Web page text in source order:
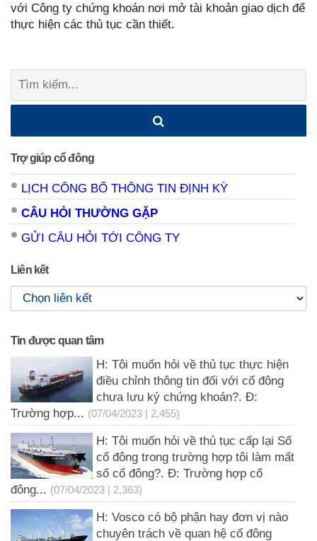
với Công ty chứng khoán nơi mở tài khoản giao dịch để
thực hiện các thủ tục cần thiết.
Tìm
Trợ giúp cổ đông
LỊCH CÔNG BỐ THÔNG TIN ĐỊNH KỲ
CÂU HỎI THƯỜNG GẶP
GỬI CÂU HỎI TỚI CÔNG TY
Liên kết
Tin được quan tâm
H: Tôi muốn hỏi về thủ tục thực hiện
điều chỉnh thông tin đối với cổ đông
chưa lưu ký chứng khoán?. Đ:
Trường hợp... (07/04/2023 | 2,455)
H: Tôi muốn hỏi về thủ tục cấp lại Sổ
cổ đông trong trường hợp tôi làm mất
sổ cổ đông?. Đ: Trường hợp cổ
đông... (07/04/2023 | 2,363)
H: Vosco có bộ phận hay đơn vị nào
chuyên trách về quan hệ cổ đông